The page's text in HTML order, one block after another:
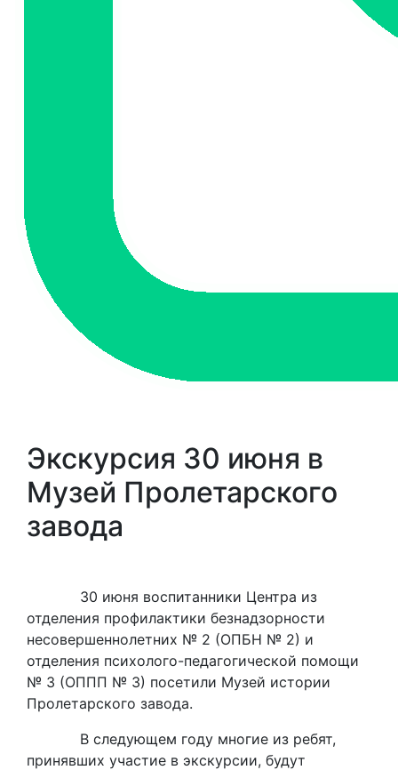
Экскурсия 30 июня в
Музей Пролетарского
завода
30 июня воспитанники Центра из
отделения профилактики безнадзорности
несовершеннолетних № 2 (ОПБН № 2) и
отделения психолого-педагогической помощи
№ 3 (ОППП № 3) посетили Музей истории
Пролетарского завода.
В следующем году многие из ребят,
принявших участие в экскурсии, будут